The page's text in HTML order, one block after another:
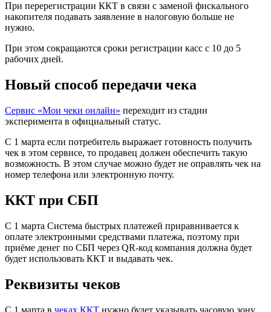
При перерегистрации ККТ в связи с заменой фискального
накопителя подавать заявление в налоговую больше не
нужно.
При этом сокращаются сроки регистрации касс с 10 до 5
рабочих дней.
Новый способ передачи чека
Сервис «Мои чеки онлайн» переходит из стадии
эксперимента в официальный статус.
С 1 марта если потребитель выражает готовность получить
чек в этом сервисе, то продавец должен обеспечить такую
возможность. В этом случае можно будет не оправлять чек на
номер телефона или электронную почту.
ККТ при СБП
С 1 марта Система быстрых платежей приравнивается к
оплате электронными средствами платежа, поэтому при
приёме денег по СБП через QR-код компания должна будет
будет использовать ККТ и выдавать чек.
Реквизиты чеков
С 1 марта в чеках ККТ нужно будет указывать часовую зону,